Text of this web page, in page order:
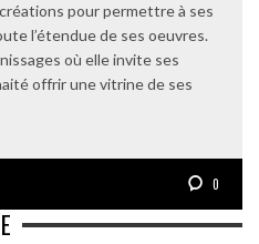
pour permettre à ses
l’étendue de ses oeuvres.
où elle invite ses
offrir une vitrine de ses
0